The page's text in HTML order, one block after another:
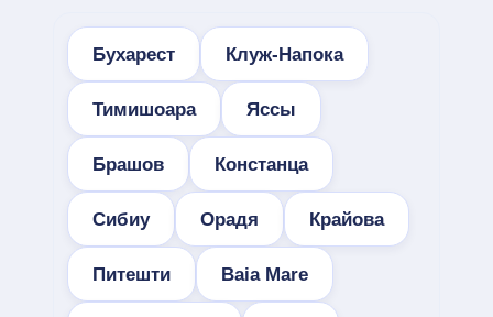
Бухарест Клуж-Напока
Тимишоара Яссы
Брашов Констанца
Сибиу Орадя Крайова
Питешти Baia Mare